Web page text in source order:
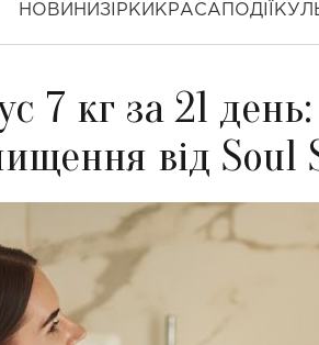
НОВИНИ ЗІРКИ КРАСА ПОДІЇ
7 кг за 21
від Soul